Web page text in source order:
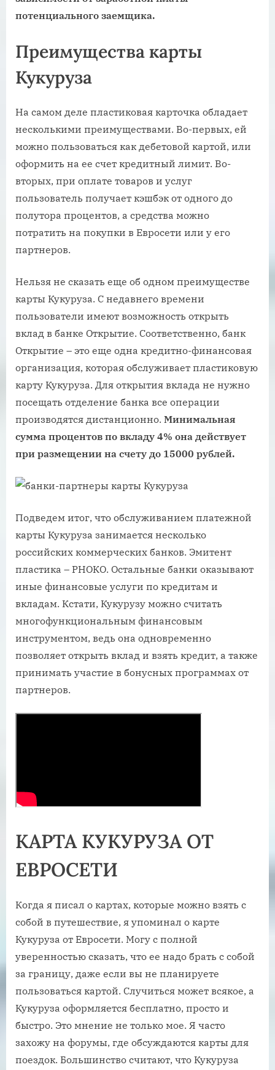
потенциального заемщика.
Преимущества карты
Кукуруза
На самом деле пластиковая карточка обладает
несколькими преимуществами. Во-первых, ей
можно пользоваться как дебетовой картой, или
оформить на ее счет кредитный лимит. Во-
вторых, при оплате товаров и услуг
пользователь получает кэшбэк от одного до
полутора процентов, а средства можно
потратить на покупки в Евросети или у его
партнеров.
Нельзя не сказать еще об одном преимуществе
карты Кукуруза. С недавнего времени
пользователи имеют возможность открыть
вклад в банке Открытие. Соответственно, банк
Открытие – это еще одна кредитно-финансовая
организация, которая обслуживает пластиковую
карту Кукуруза. Для открытия вклада не нужно
посещать отделение банка все операции
производятся дистанционно. Минимальная
сумма процентов по вкладу 4% она действует
при размещении на счету до 15000 рублей.
Подведем итог, что обслуживанием платежной
карты Кукуруза занимается несколько
российских коммерческих банков. Эмитент
пластика – РНОКО. Остальные банки оказывают
иные финансовые услуги по кредитам и
вкладам. Кстати, Кукурузу можно считать
многофункциональным финансовым
инструментом, ведь она одновременно
позволяет открыть вклад и взять кредит, а также
принимать участие в бонусных программах от
партнеров.
КАРТА КУКУРУЗА ОТ
ЕВРОСЕТИ
Когда я писал о картах, которые можно взять с
собой в путешествие, я упоминал о карте
Кукуруза от Евросети. Могу с полной
уверенностью сказать, что ее надо брать с собой
за границу, даже если вы не планируете
пользоваться картой. Случиться может всякое, а
Кукуруза оформляется бесплатно, просто и
быстро. Это мнение не только мое. Я часто
захожу на форумы, где обсуждаются карты для
поездок. Большинство считают, что Кукуруза